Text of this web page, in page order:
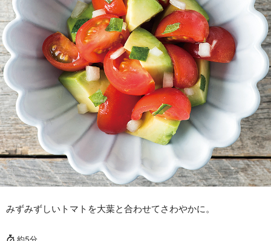
みずみずしいトマトを大葉と合わせてさわやかに。
約5分